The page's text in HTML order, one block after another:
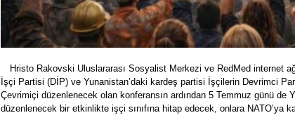
Hristo Rakovski Uluslararası Sosyalist Merkezi ve RedMed internet
İşçi Partisi (DİP) ve Yunanistan’daki kardeş partisi İşçilerin Devrimci
Çevrimiçi düzenlenecek olan konferansın ardından 5 Temmuz günü de
düzenlenecek bir etkinlikte işçi sınıfına hitap edecek, onlara NATO’ya